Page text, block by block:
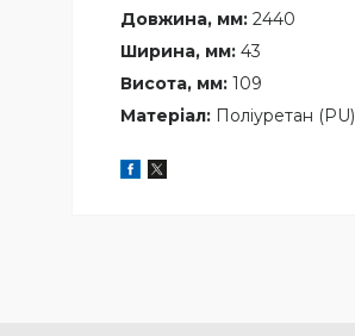
Довжина, мм: 2440
Ширина, мм: 43
Висота, мм: 109
Матеріал: Поліуретан (PU)